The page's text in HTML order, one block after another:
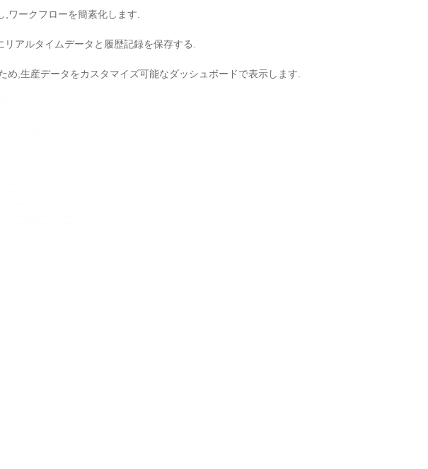
ワークフローを簡素化します.
アルタイムデータと履歴記録を保存する.
め,生産データをカスタマイズ可能なダッシュボードで表示します.